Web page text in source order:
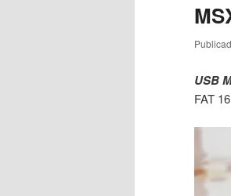
USB
FAT